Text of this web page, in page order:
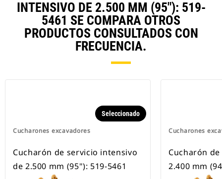
INTENSIVO DE 2.500 MM (95"): 519-
5461 SE COMPARA OTROS
PRODUCTOS CONSULTADOS CON
FRECUENCIA.
Cucharones excavadores
Seleccionado
Cucharón de servicio intensivo
de 2.500 mm (95"): 519-5461
Cucharones
Cucharón
2.400 mm